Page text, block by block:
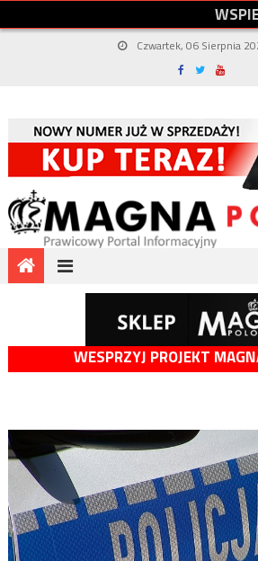
WSPI
Czwartek, 06 Sierpnia
WESPRZYJ PROJEKT